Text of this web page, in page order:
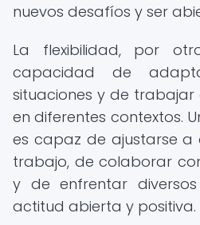
nuevos desafíos y ser
La flexibilidad, por
capacidad de
situaciones y de
en diferentes contextos.
es capaz de ajustarse a
trabajo, de colaborar
y de enfrentar
actitud abierta y positiva.